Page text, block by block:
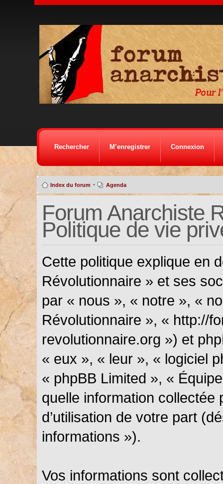
Rechercher M’enregistrer Connexion
Index du forum • Agenda
Forum Anarchiste
Politique de vie
Cette politique explique en
Révolutionnaire » et ses
par « nous », « notre », «
Révolutionnaire », « http://
revolutionnaire.org ») et
« eux », « leur », « logiciel
« phpBB Limited », «
quelle information collectée
d’utilisation de votre part
informations »).
Vos informations sont